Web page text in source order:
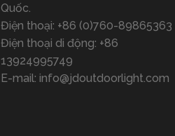
Quốc.
Điện thoại: +86 (0)760-89865363
Điện thoại di động: +86
13924995749
E-mail:info@jdoutdoorlight.com